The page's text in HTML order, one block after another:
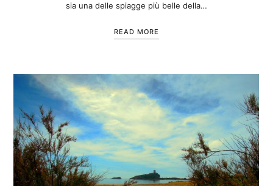
sia una delle spiagge più belle della…
READ MORE